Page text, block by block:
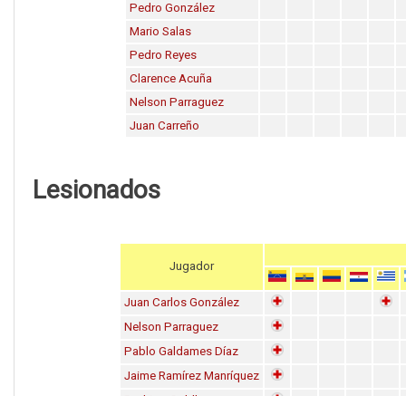
Pedro González
Mario Salas
Pedro Reyes
Clarence Acuña
Nelson Parraguez
Juan Carreño
Lesionados
Jugador
Juan Carlos González
Nelson Parraguez
Pablo Galdames Díaz
Jaime Ramírez Manríquez